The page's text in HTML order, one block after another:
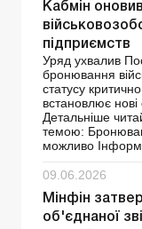
Кабмін
підприємств
Уряд ухвалив
бронювання
статусу
встановлює нові
Детальніше
темою:
можливо
09.06.2026
Мінфін
об'єднаної